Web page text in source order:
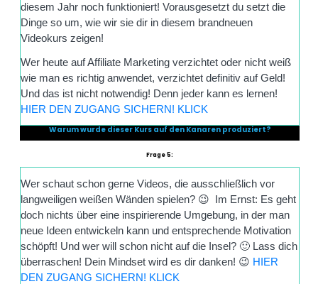
diesem Jahr noch funktioniert! Vorausgesetzt du setzt die
Dinge so um, wie wir sie dir in diesem brandneuen
Videokurs zeigen!
Wer heute auf Affiliate Marketing verzichtet oder nicht weiß
wie man es richtig anwendet, verzichtet definitiv auf Geld!
Und das ist nicht notwendig! Denn jeder kann es lernen!
HIER DEN ZUGANG SICHERN! KLICK
Warum wurde dieser Kurs auf den Kanaren produziert?
Frage 5:
Wer schaut schon gerne Videos, die ausschließlich vor
langweiligen weißen Wänden spielen? 😉 Im Ernst: Es geht
doch nichts über eine inspirierende Umgebung, in der man
neue Ideen entwickeln kann und entsprechende Motivation
schöpft! Und wer will schon nicht auf die Insel? 🙂 Lass dich
überraschen! Dein Mindset wird es dir danken! 😉 HIER
DEN ZUGANG SICHERN! KLICK